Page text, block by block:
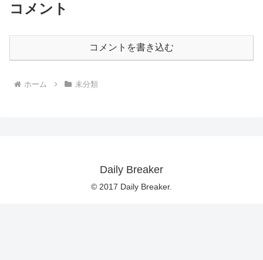
コメント
コメントを書き込む
ホーム 未分類
Daily Breaker
© 2017 Daily Breaker.